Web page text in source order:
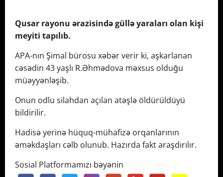
Qusar rayonu ərazisində güllə yaraları olan kişi
meyiti tapılıb.
APA-nın Şimal bürosu xəbər verir ki, aşkarlanan
cəsədin 43 yaşlı R.Əhmədova məxsus olduğu
müəyyənləşib.
Onun odlu silahdan açılan atəşlə öldürüldüyü
bildirilir.
Hadisə yerinə hüquq-mühafizə orqanlarının
əməkdaşları cəlb olunub. Hazırda fakt araşdırılır.
Sosial Platformamızı bəyənin